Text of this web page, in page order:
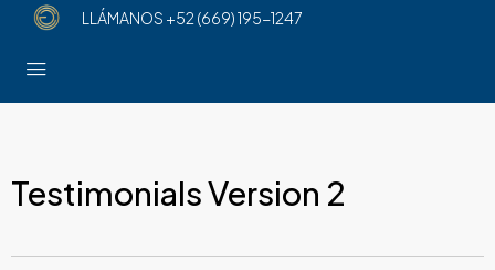
LLÁMANOS +52 (669) 195-1247
Testimonials Version 2